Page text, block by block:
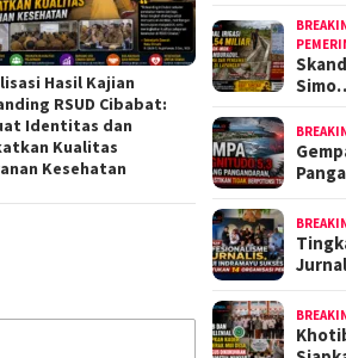
Hasil Kajian
RSUD Cibabat:
Identitas dan
Kualitas
Kesehatan